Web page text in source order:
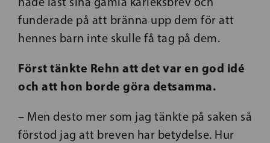
funderade på att bränna upp dem för att
hennes barn inte skulle få tag på dem.
Först tänkte Rehn att det var en god idé
och att hon borde göra detsamma.
– Men desto mer som jag tänkte på saken så
förstod jag att breven har betydelse. Hur